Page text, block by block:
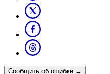
Сообщить об ошибке →